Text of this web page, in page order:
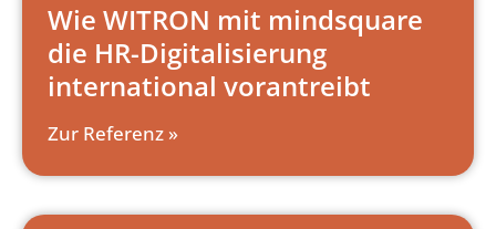
Wie WITRON mit mindsquare
die HR-Digitalisierung
international vorantreibt
Zur Referenz »